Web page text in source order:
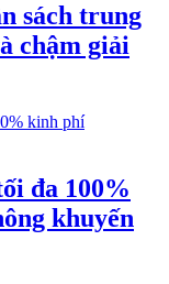
sách trung
chậm giải
đa 100%
khuyến